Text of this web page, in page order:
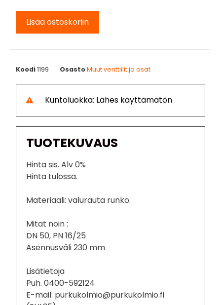
Lisää ostoskoriin
Koodi1199 OsastoMuut venttiilit ja osat
Kuntoluokka: Lähes käyttämätön
TUOTEKUVAUS
Hinta sis. Alv 0%
Hinta tulossa.
Materiaali: valurauta runko.
Mitat noin :
DN 50, PN 16/25
Asennusväli 230 mm
Lisätietoja
Puh. 0400-592124
E-mail: purkukolmio@purkukolmio.fi